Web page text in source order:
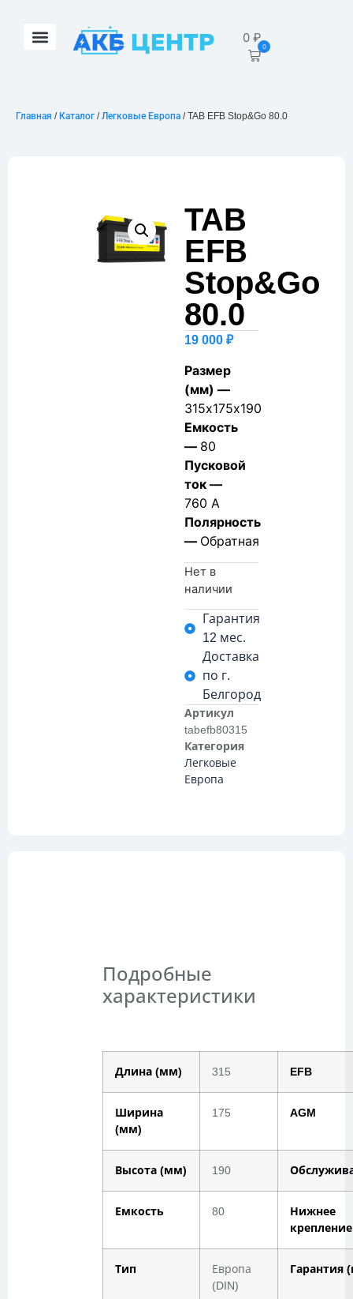
0₽
0
Главная / Каталог /Легковые Европа / TAB EFB Stop&Go 80.0
TAB
EFB
Stop&Go
80.0
19 000 ₽
Размер
(мм) —
315х175х190
Емкость
— 80
Пусковой
ток —
760 А
Полярность
— Обратная
Нет в
наличии
Гарантия
12 мес.
Доставка
по г.
Белгород
Артикул
tabefb80315
Категория
Легковые
Европа
Подробные
характеристики
Длина (мм) 315 EFB
Ширина
(мм)
175 AGM
Высота (мм) 190
Емкость 80
Нижнее
крепление
Тип
Европа
(DIN)
Гарантия